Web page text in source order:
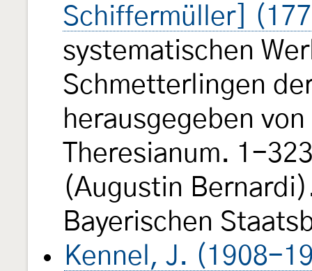
Schiffermüller]
systematischen
Schmetterlingen
herausgegeben
Theresianum. 1-
(Augustin
Bayerischen
Kennel, J. (1908-